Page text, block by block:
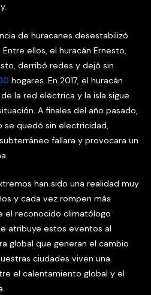
de huracanes desestabilizó
ellos, el huracán Ernesto,
derribó redes y dejó sin
hogares. En 2017, el huracán
la red eléctrica y la isla sigue
A finales del año pasado,
se quedó sin electricidad,
fallara y provocara un
han sido una realidad muy
y cada vez rompen más
el reconocido climatólogo
atribuye estos eventos al
global que generan el cambio
ciudades viven una
el calentamiento global y el